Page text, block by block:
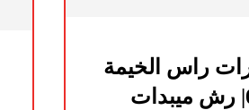
راس الخيمة